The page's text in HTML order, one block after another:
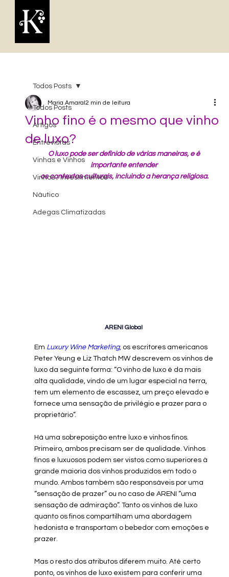
Todos Posts
Artigos
Entrevistas
Vinhas e Vinhos
Vinhos / Investimentos
Náutico
Adegas Climatizadas
Todos Posts
Vinho fino é o mesmo que vinho
de luxo?
Maria Amaral2 min de leitura
O luxo pode ser definido de várias maneiras, e é
importante entender
os contextos culturais, incluindo a herança religiosa.
ARENI Global
Em Luxury Wine Marketing, os escritores americanos
Peter Yeung e Liz Thatch MW descrevem os vinhos de
luxo da seguinte forma: “O vinho de luxo é da mais
alta qualidade, vindo de um lugar especial na terra,
tem um elemento de escassez, um preço elevado e
fornece uma sensação de privilégio e prazer para o
proprietário”.
Há uma sobreposição entre luxo e vinhos finos.
Primeiro, ambos precisam ser de qualidade. Vinhos
finos e luxuosos podem ser vistos como superiores à
grande maioria dos vinhos produzidos em todo o
mundo. Ambos também são responsáveis ​​por uma
“sensação de prazer” ou no caso de ARENI “uma
sensação de admiração”. Tanto os vinhos de luxo
quanto os finos compartilham uma abordagem
hedonista e transportam o bebedor com emoções e
prazer.
Mas o resto dos atributos diferem muito. Até certo
ponto, os vinhos de luxo existem para conferir uma